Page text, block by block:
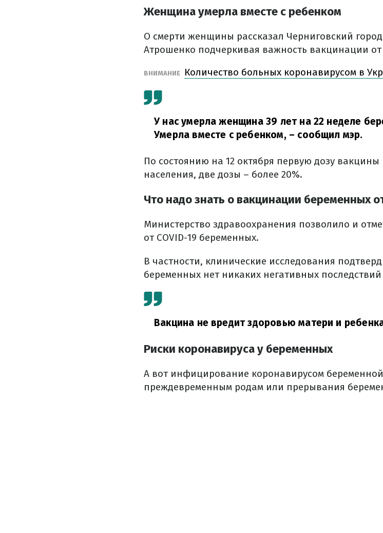
Женщина умерла вместе с ребенком
О смерти женщины рассказал Черниговский
Атрошенко подчеркивая важность вакцинации
ВНИМАНИЕ Количество больных коронавирусом в
У нас умерла женщина 39 лет на 22 неделе
Умерла вместе с ребенком, – сообщил мэр.
По состоянию на 12 октября первую дозу
населения, две дозы – более 20%.
Что надо знать о вакцинации беременных
Министерство здравоохранения позволило и
от COVID-19 беременных.
В частности, клинические исследования
беременных нет никаких негативных
Вакцина не вредит здоровью матери и
Риски коронавируса у беременных
А вот инфицирование коронавирусом
преждевременным родам или прерывания